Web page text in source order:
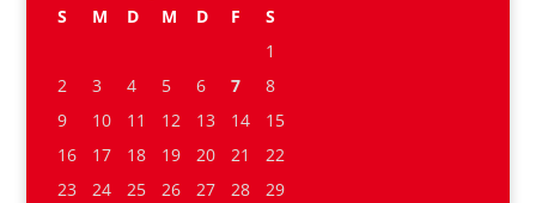
S M D M D F
S
1
2
3 4 5 6 7
8
9
10 11 12 13 14
15
16
17 18 19 20 21
22
23
24 25 26 27 28
29